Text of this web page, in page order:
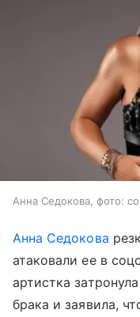
Анна Седокова, фото:
Анна Седокова
атаковали ее в
артистка
брака и заявила,